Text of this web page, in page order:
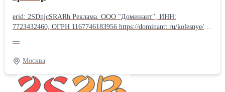
erid: 2SDnjcSRARh Реклама. ООО "Доминант", ИНН:
772З4З2460, ОГРН 116774618З956 https://dominantt.ru/kolesnye/?
мощный трактор! Нужна надёжная и универсальная техника для
фермы, хозяйства или коммунальных работ? ЛОВОЛ TE-354 -
отличный выбор! Компактные размеры + полный привод 4×4
позволяют работать на небольших участках, в садах, теплицах и
на сложном грунте. Основные преимущества: ✔ Полный привод
—
Москва